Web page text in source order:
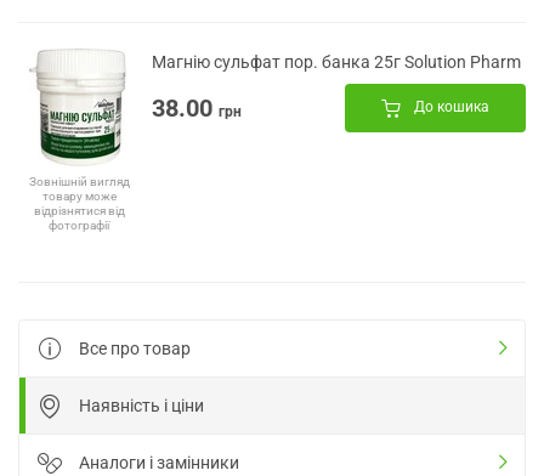
Зовнішній вигляд
товару може
відрізнятися від
фотографії
Магнію сульфат пор. банка 25г Solution Pharm
38.00 грн До кошика
Все про товар
Наявність і ціни
Аналоги і замінники